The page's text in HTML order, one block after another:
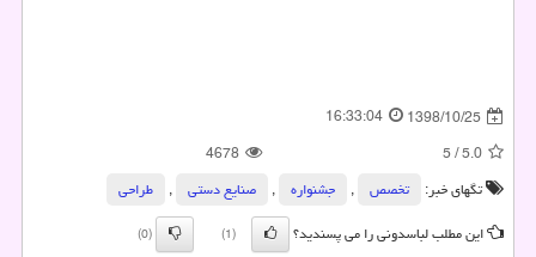
1398/10/25
16:33:04
5.0
/
5
4678
تگهای خبر:
تخصص , جشنواره , صنایع دستی ,
طراحی
این مطلب لباسدونی را می پسندید؟
(1)
(0)